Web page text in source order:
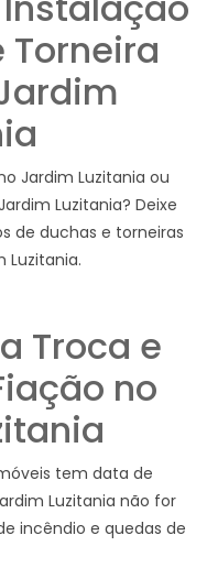
Torneira
Jardim Luzitania ou
Luzitania? Deixe
de duchas e torneiras
Luzitania.
Troca e
no
tem data de
Luzitania não for
incêndio e quedas de